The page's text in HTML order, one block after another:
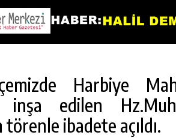
Harbiye
inşa edilen
ibadete açıldı.